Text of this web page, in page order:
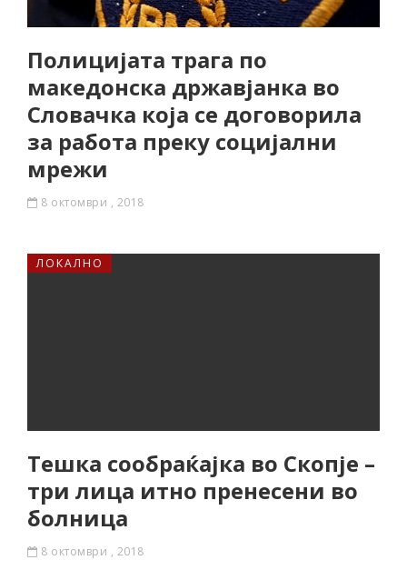
Полицијата трага по
македонска државјанка во
Словачка која се договорила
за работа преку социјални
мрежи
8 октомври , 2018
ЛОКАЛНО
Тешка сообраќајка во Скопје –
три лица итно пренесени во
болница
8 октомври , 2018